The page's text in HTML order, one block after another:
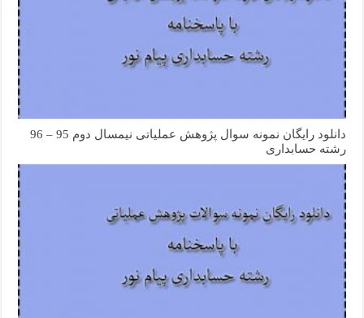
دانلود رایگان نمونه سوال پژوهش عملیاتی نیمسال دوم 95 – 96
رشته حسابداری